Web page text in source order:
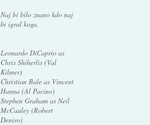
Naj bi bilo znano kdo naj
bi igral koga.
Leonardo DiCaprio as
Chris Shiherlis (Val
Kilmer)
Christian Bale as Vincent
Hanna (Al Pacino)
Stephen Graham as Neil
McCauley (Robert
Deniro)